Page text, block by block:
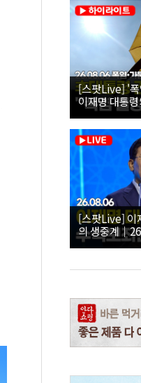
[스팟Live] '폭
이재명 대통
가뭄 대처상
[스팟Live] 이
의 생중계｜